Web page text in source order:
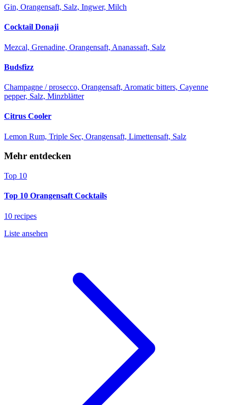
Gin, Orangensaft, Salz, Ingwer, Milch
Cocktail Donaji
Mezcal, Grenadine, Orangensaft, Ananassaft, Salz
Budsfizz
Champagne / prosecco, Orangensaft, Aromatic bitters, Cayenne
pepper, Salz, Minzblätter
Citrus Cooler
Lemon Rum, Triple Sec, Orangensaft, Limettensaft, Salz
Mehr entdecken
Top 10
Top 10 Orangensaft Cocktails
10 recipes
Liste ansehen